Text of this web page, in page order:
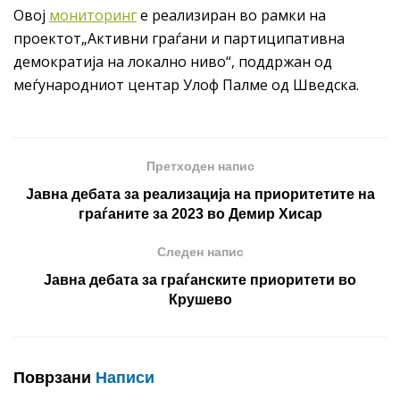
Овој мониторинге реализиран во рамки на
проектот„Активни граѓани и партиципативна
демократија на локално ниво“, поддржан од
меѓународниот центар Улоф Палме од Шведска.
Претходен напис
Јавна дебата за реализација на приоритетите на
граѓаните за 2023 во Демир Хисар
Следен напис
Јавна дебата за граѓанските приоритети во
Крушево
Поврзани Написи